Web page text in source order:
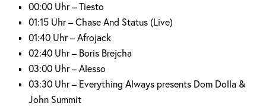
00:00 Uhr – Tiesto
01:15 Uhr – Chase And Status (Live)
01:40 Uhr – Afrojack
02:40 Uhr – Boris Brejcha
03:00 Uhr – Alesso
03:30 Uhr – Everything Always presents Dom Dolla &
John Summit